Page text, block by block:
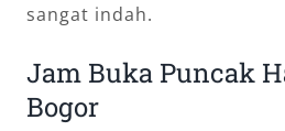
sangat indah.
Jam Buka Puncak
Bogor